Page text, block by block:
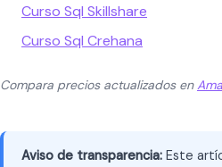
Curso Sql Skillshare
Curso Sql Crehana
Compara precios actualizados en
Aviso de transparencia: Este